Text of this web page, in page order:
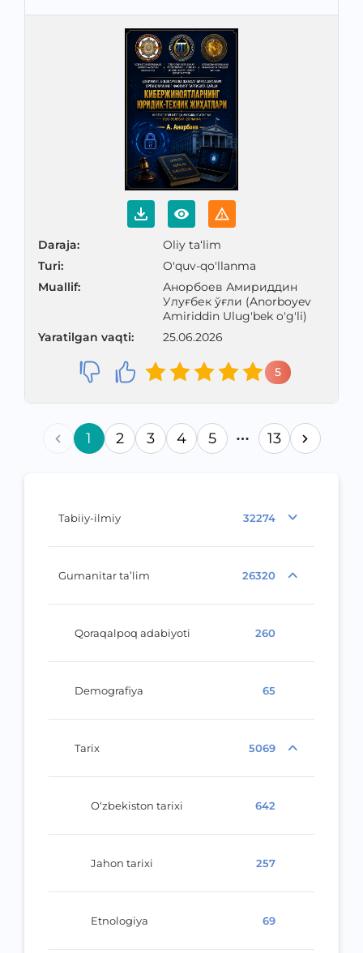
Tabiiy-ilmiy 32274
Gumanitar ta’lim 26320
Qoraqalpoq adabiyoti 260
Demografiya 65
Tarix 5069
O‘zbekiston tarixi 642
Jahon tarixi 257
Etnologiya 69
Daraja:
Oliy ta‘lim
Turi:
O'quv-qo'llanma
Muallif:
Анорбоев Амириддин
Улуғбек ўғли (Anorboyev
Amiriddin Ulug'bek o'g'li)
Yaratilgan vaqti: 25.06.2026
5
1 2 3 4 5 13